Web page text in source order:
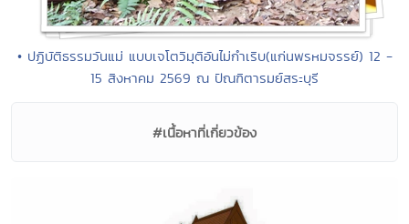
• ปฏิบัติธรรมวันแม่ แบบเจโตวิมุติอันไม่กำเริบ(แก่นพรหมจรรย์) 12 -
15 สิงหาคม 2569 ณ ปัณฑิตารมย์สระบุรี
#เนื้อหาที่เกี่ยวข้อง